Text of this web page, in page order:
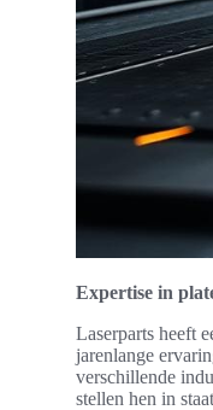
Expertise in
Laserparts heeft
jarenlange
verschillende
stellen hen in